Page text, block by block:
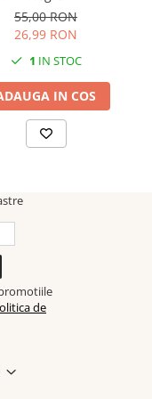
55,00 RON
26,99 RON
1 IN STOC
IN COS
de